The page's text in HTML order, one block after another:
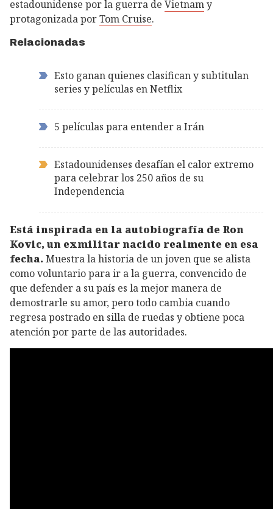
estadounidense por la guerra de Vietnamy
protagonizada porTom Cruise.
Relacionadas
Esto ganan quienes clasifican y subtitulan
series y películas en Netflix
5 películas para entender a Irán
Estadounidenses desafían el calor extremo
para celebrar los 250 años de su
Independencia
Está inspirada en la autobiografía de Ron
Kovic, un exmilitar nacido realmente en esa
fecha. Muestra la historia de un joven que se alista
como voluntario para ir a la guerra, convencido de
que defender a su país es la mejor manera de
demostrarle su amor, pero todo cambia cuando
regresa postrado en silla de ruedas y obtiene poca
atención por parte de las autoridades.